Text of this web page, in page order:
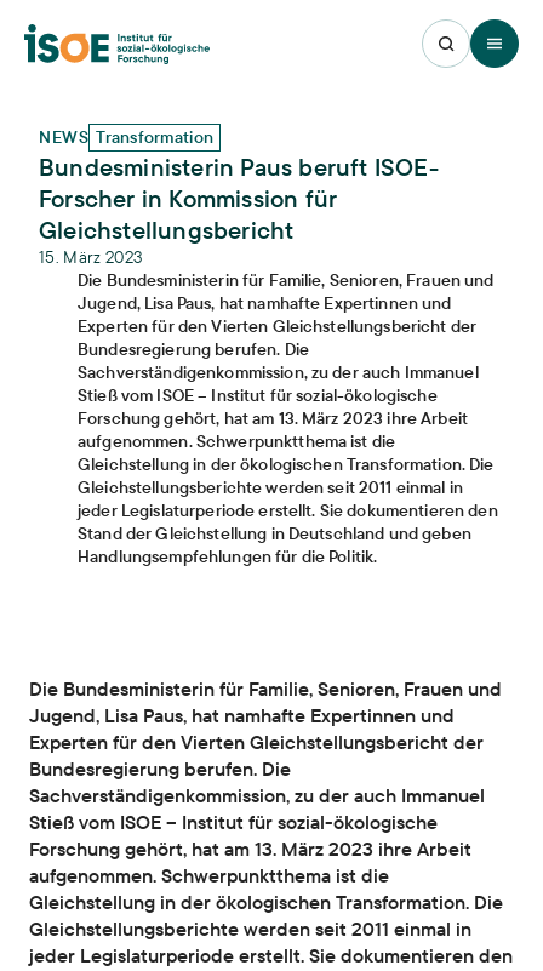
Open
NEWS Transformation
Bundesministerin Paus beruft ISOE-
Forscher in Kommission für
Gleichstellungsbericht
15. März 2023
Die Bundesministerin für Familie, Senioren, Frauen und
Jugend, Lisa Paus, hat namhafte Expertinnen und
Experten für den Vierten Gleichstellungsbericht der
Bundesregierung berufen. Die
Sachverständigenkommission, zu der auch Immanuel
Stieß vom ISOE – Institut für sozial-ökologische
Forschung gehört, hat am 13. März 2023 ihre Arbeit
aufgenommen. Schwerpunktthema ist die
Gleichstellung in der ökologischen Transformation. Die
Gleichstellungsberichte werden seit 2011 einmal in
jeder Legislaturperiode erstellt. Sie dokumentieren den
Stand der Gleichstellung in Deutschland und geben
Handlungsempfehlungen für die Politik.
Die Bundesministerin für Familie, Senioren, Frauen und
Jugend, Lisa Paus, hat namhafte Expertinnen und
Experten für den Vierten Gleichstellungsbericht der
Bundesregierung berufen. Die
Sachverständigenkommission, zu der auch Immanuel
Stieß vom ISOE – Institut für sozial-ökologische
Forschung gehört, hat am 13. März 2023 ihre Arbeit
aufgenommen. Schwerpunktthema ist die
Gleichstellung in der ökologischen Transformation. Die
Gleichstellungsberichte werden seit 2011 einmal in
jeder Legislaturperiode erstellt. Sie dokumentieren den